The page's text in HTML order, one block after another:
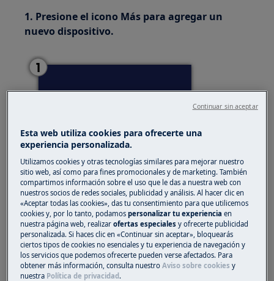
1. Presione el icono Más para agregar un
nuevo dispositivo.
2. Presione el icono del horno para conectar.
PresioneSiguiente.
Esta web utiliza cookies para ofrecerte una
experiencia personalizada.
Utilizamos cookies y otras tecnologías similares para mejorar nuestro
sitio web, así como para fines promocionales y de marketing. También
compartimos información sobre el uso que le das a nuestra web con
nuestros socios de redes sociales, publicidad y análisis. Al hacer clic en
«Aceptar todas las cookies», das tu consentimiento para que utilicemos
cookies y, por lo tanto, podamospersonalizar tu experienciaen
nuestra página web, realizarofertas especiales y ofrecerte publicidad
personalizada. Si haces clic en «Continuar sin aceptar», bloquearás
ciertos tipos de cookies no esenciales y tu experiencia de navegación y
los servicios que podemos ofrecerte pueden verse afectados. Para
obtener más información, consulta nuestroAviso sobre cookies y
nuestra Política de privacidad .
Continuar sin aceptar